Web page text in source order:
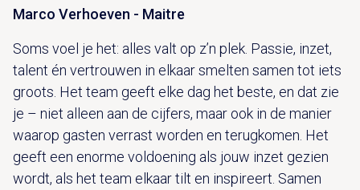
Marco Verhoeven - Maitre
Soms voel je het: alles valt op z’n plek. Passie, inzet,
talent én vertrouwen in elkaar smelten samen tot iets
groots. Het team geeft elke dag het beste, en dat zie
je – niet alleen aan de cijfers, maar ook in de manier
waarop gasten verrast worden en terugkomen. Het
geeft een enorme voldoening als jouw inzet gezien
wordt, als het team elkaar tilt en inspireert. Samen